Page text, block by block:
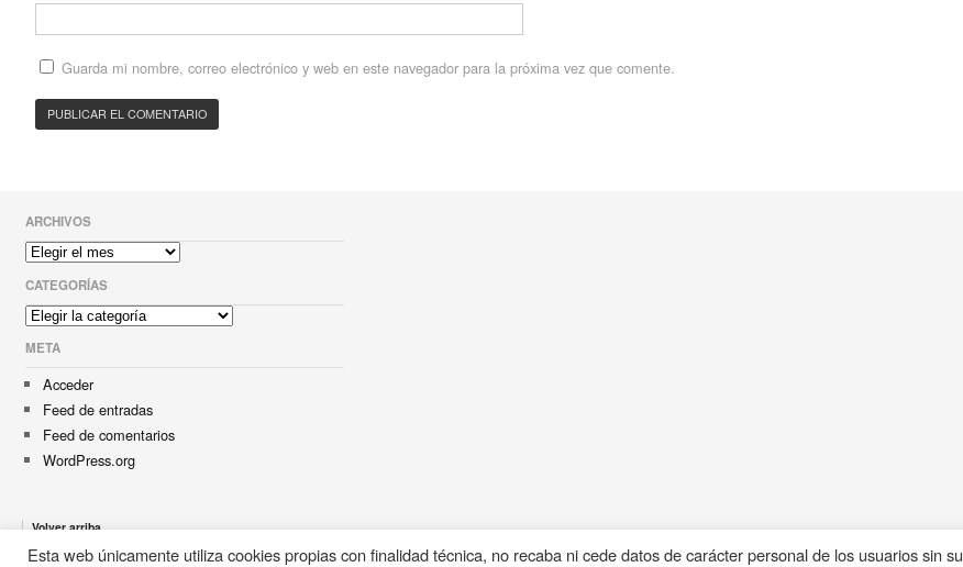
Guarda mi nombre, correo electrónico y web en este navegador para la próxima vez que comente.
ARCHIVOS
Archivos
CATEGORÍAS
Categorías
META
Acceder
Feed de entradas
Feed de comentarios
WordPress.org
Volver arriba
Esta web únicamente utiliza cookies propias con finalidad técnica, no recaba ni cede datos de carácter personal de los usuarios sin su